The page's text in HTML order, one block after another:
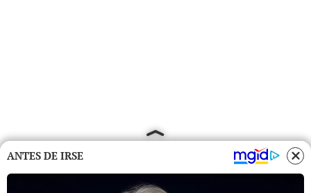
ANTES DE IRSE